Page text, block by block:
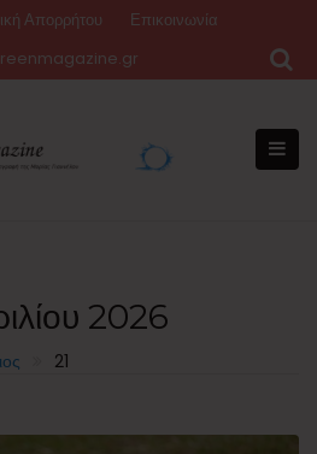
Απορρήτου
Επικοινωνία
2026
21